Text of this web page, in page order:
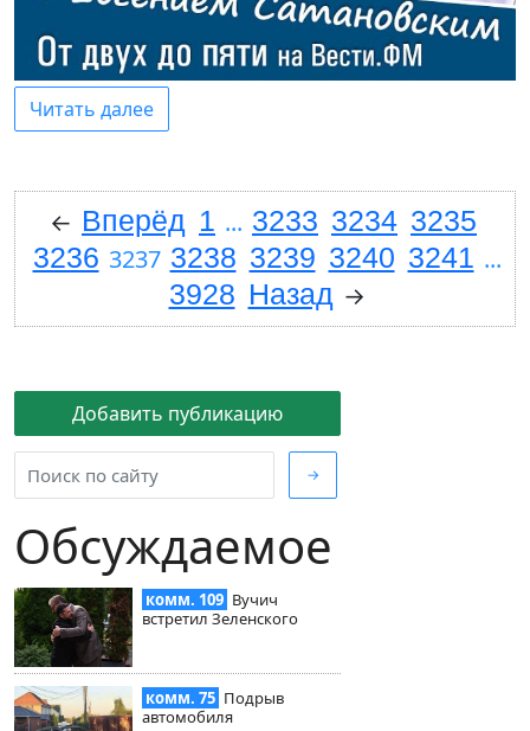
Добавить публикацию
→
Обсуждаемое
комм. 109 Вучич
встретил Зеленского
комм. 75 Подрыв
автомобиля
Читать далее
← Вперёд 1 ... 3233 3234 3235
3236 3237 3238 3239 3240 3241 ...
3928 Назад →